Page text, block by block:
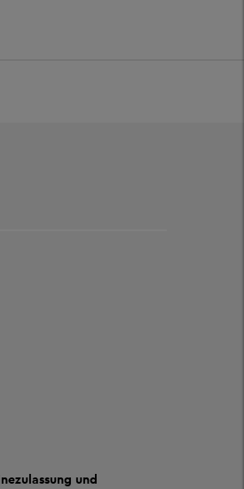
und